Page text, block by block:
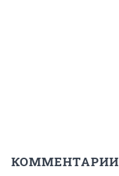
КОММЕНТАРИИ